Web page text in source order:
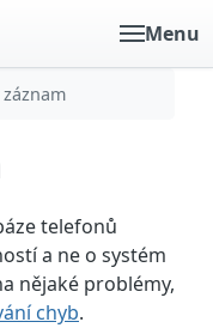
Menu
telefonů
a ne o systém
nějaké problémy,
chyb.